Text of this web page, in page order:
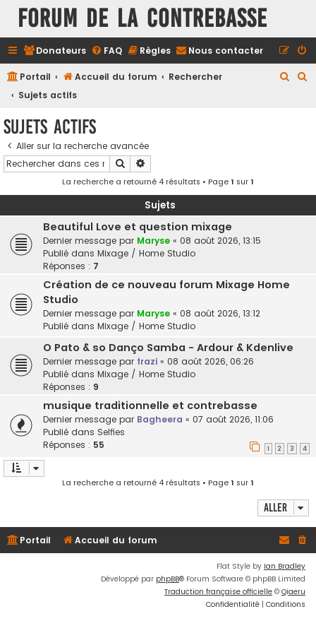
FORUM DE LA CONTREBASSE
Donateurs FAQ Règles Nous contacter
Portail Accueil du forum
Rechercher
Sujets actifs
Sujets actifs
Aller sur la recherche avancée
Rechercher
La recherche a retourné 4 résultats • Page1 sur1
Sujets
Beautiful Love et question mixage
Dernier message par Maryse « 08 août 2026, 13:15
Publié dans Mixage / Home Studio
Réponses : 7
Création de ce nouveau forum Mixage Home
Studio
Dernier message par Maryse « 08 août 2026, 13:12
Publié dans Mixage / Home Studio
O Pato & so Danço Samba - Ardour & Kdenlive
Dernier message par frazi « 08 août 2026, 06:26
Publié dans Mixage / Home Studio
Réponses : 9
musique traditionnelle et contrebasse
Dernier message par Bagheera « 07 août 2026, 11:06
Publié dans Selfies
Réponses : 55 1 2 3 4
La recherche a retourné 4 résultats • Page1 sur1
Aller
Portail Accueil du forum
Flat Style by Ian Bradley
Développé par phpBB® Forum Software © phpBB Limited
Traduction française officielle © Qiaeru
Confidentialité | Conditions